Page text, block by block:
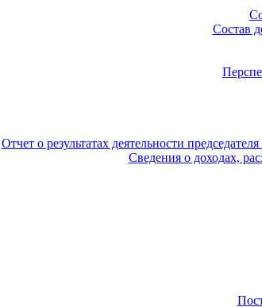
Состав
Отчет о результатах деятельности
Сведения о доходах,